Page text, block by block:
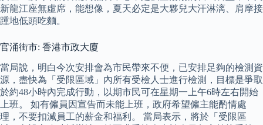
新龍江座無虛席，能想像，夏天必定是大夥兒大汗淋漓、肩摩接
踵地低頭吃麵。
官涌街市: 香港市政大廈
當局說，明白今次安排會為市民帶來不便，已安排足夠的檢測資
源，盡快為「受限區域」內所有受檢人士進行檢測，目標是爭取
於約48小時內完成行動，以期市民可在星期一上午6時左右開始
上班。 如有僱員因宣告而未能上班，政府希望僱主能酌情處
理，不要扣減員工的薪金和福利。 當局表示，將於「受限區